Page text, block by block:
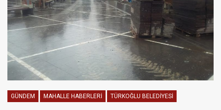
GÜNDEM MAHALLE HABERLERI TÜRKOĞLU BELEDIYESI